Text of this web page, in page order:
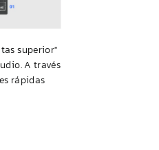
superior"
A través
rápidas